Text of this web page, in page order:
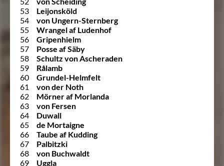
53
Leijonsköld
54
von Ungern-Sternberg
55
Wrangel af Ludenhof
56
Gripenhielm
57
Posse af Säby
58
Schultz von Ascheraden
59
Rålamb
60
Grundel-Helmfelt
61
von der Noth
62
Mörner af Morlanda
63
von Fersen
64
Duwall
65
de Mortaigne
66
Taube af Kudding
67
Palbitzki
68
von Buchwaldt
69
Uggla